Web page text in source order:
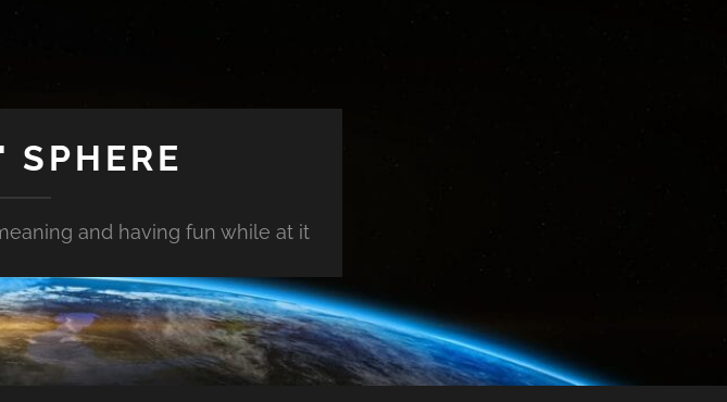
SPHERE
and having fun while at it